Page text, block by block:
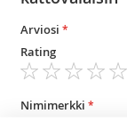
Arviosi
Rating
star
stars
stars
stars
stars
Nimimerkki